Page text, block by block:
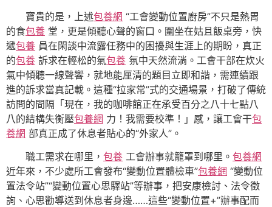
寶貴的是，上述包養網 “工會變動位置廚房”不只是熱胃
的食包養 堂，更是傾聽心聲的窗口。圍坐在姑且飯桌旁，快
遞包養 員在閑談中流露任務中的困擾與生涯上的期盼，真正
的包養 訴求在輕松的氣包養 氛中天然流淌。工會干部在炊火
氣中傾聽一線聲響，就地能厘清的題目立即和諧，需連續跟
進的訴求當真記載。這種“拉家常”式的交通場景，打破了傳統
訪問的間隔「現在，我的咖啡館正在承受百分之八十七點八
八的結構失衡壓包養網 力！我需要校準！」感，讓工會干包
養網 部真正成了休息者貼心的“外家人”。
職工需求在哪里， 包養 工會辦事就籠罩到哪里。 包養網
近年來，不少處所工會發布“變動位置體檢車”包養網 “變動位
置法令站”“變動位置心思驛站”等辦事，把安康檢討、法令徵
詢、心思勸導送到休息者身邊……這些“變動位置+”辦事配而